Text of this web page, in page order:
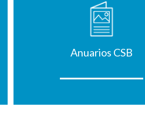
Anuarios CSB